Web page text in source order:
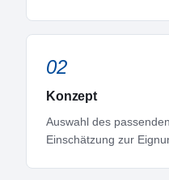
02
Konzept
Auswahl des
Einschätzung zur